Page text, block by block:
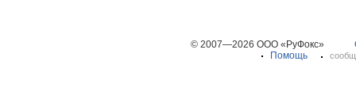
© 2007—2026 ООО «РуФокс»
Помощь